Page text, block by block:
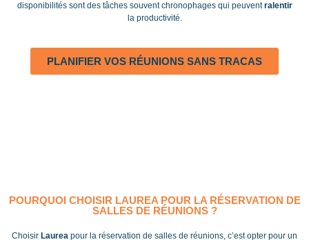
disponibilités sont des tâches souvent chronophages qui peuventralentir
la productivité.
PLANIFIER VOS RÉUNIONS SANS TRACAS
POURQUOI CHOISIR LAUREA POUR LA RÉSERVATION DE
SALLES DE RÉUNIONS ?
Choisir Laurea pour la réservation de salles de réunions, c’est opter pour un